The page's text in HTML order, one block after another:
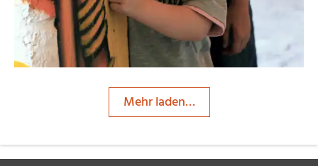
Mehr laden…